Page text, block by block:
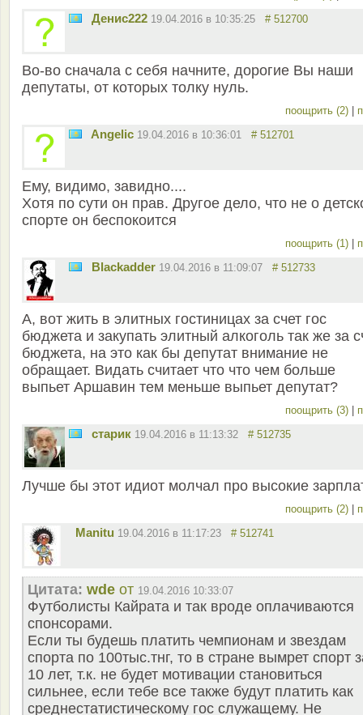
Денис222 19.04.2016 в 10:35:25 # 512700
Во-во сначала с себя начните, дорогие Вы наши
депутаты, от которых толку нуль.
поощрить (2)
Angelic 19.04.2016 в 10:36:01 # 512701
Ему, видимо, завидно....
Хотя по сути он прав. Другое дело, что не о
спорте он беспокоится
поощрить (1)
Blackadder 19.04.2016 в 11:09:07 # 512733
А, вот жить в элитных гостиницах за счет гос
бюджета и закупать элитный алкоголь так же за
бюджета, на это как бы депутат внимание не
обращает. Видать считает что что чем больше
выпьет Аршавин тем меньше выпьет депутат?
поощрить (3)
старик 19.04.2016 в 11:13:32 # 512735
Лучше бы этот идиот молчал про высокие
поощрить (2)
Manitu 19.04.2016 в 11:17:23 # 512741
Цитата: wde от 19.04.2016 10:33:07
Футболисты Кайрата и так вроде оплачиваются
спонсорами.
Если ты будешь платить чемпионам и звездам
спорта по 100тыс.тнг, то в стране вымрет спорт
10 лет, т.к. не будет мотивации становиться
сильнее, если тебе все также будут платить как
среднестатистическому гос служащему. Не